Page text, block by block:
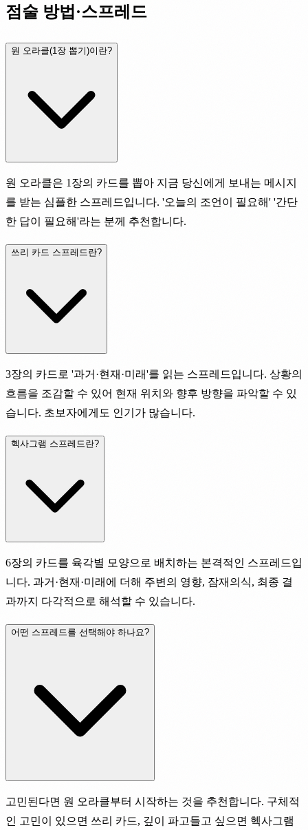
점술 방법·스프레드
원 오라클(1장 뽑기)이란?
원 오라클은 1장의 카드를 뽑아 지금 당신에게 보내는 메시지
를 받는 심플한 스프레드입니다. '오늘의 조언이 필요해' '간단
한 답이 필요해'라는 분께 추천합니다.
쓰리 카드 스프레드란?
3장의 카드로 '과거·현재·미래'를 읽는 스프레드입니다. 상황의
흐름을 조감할 수 있어 현재 위치와 향후 방향을 파악할 수 있
습니다. 초보자에게도 인기가 많습니다.
헥사그램 스프레드란?
6장의 카드를 육각별 모양으로 배치하는 본격적인 스프레드입
니다. 과거·현재·미래에 더해 주변의 영향, 잠재의식, 최종 결
과까지 다각적으로 해석할 수 있습니다.
어떤 스프레드를 선택해야 하나요?
고민된다면 원 오라클부터 시작하는 것을 추천합니다. 구체적
인 고민이 있으면 쓰리 카드, 깊이 파고들고 싶으면 헥사그램